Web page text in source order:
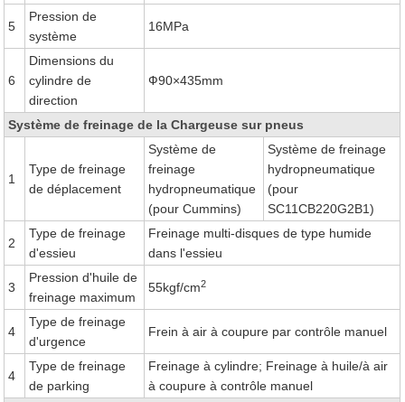
5
Pression de
système
16MPa
6
Dimensions du
cylindre de
direction
Ф90×435mm
Système de freinage de la Chargeuse sur pneus
1
Type de freinage
de déplacement
Système de
freinage
hydropneumatique
(pour Cummins)
Système de freinage
hydropneumatique
(pour
SC11CB220G2B1)
2
Type de freinage
d'essieu
Freinage multi-disques de type humide
dans l'essieu
3
Pression d'huile de
freinage maximum
55kgf/cm2
4
Type de freinage
d'urgence
Frein à air à coupure par contrôle manuel
4
Type de freinage
de parking
Freinage à cylindre; Freinage à huile/à air
à coupure à contrôle manuel